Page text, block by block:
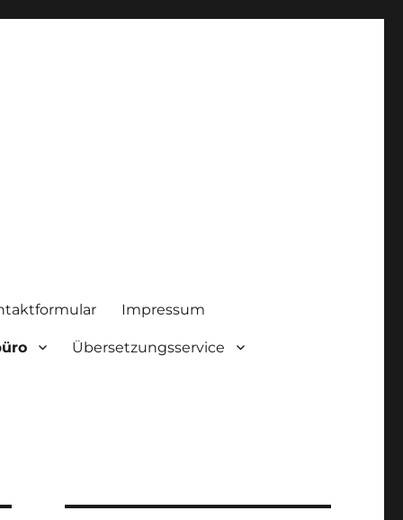
Impressum
Übersetzungsservice